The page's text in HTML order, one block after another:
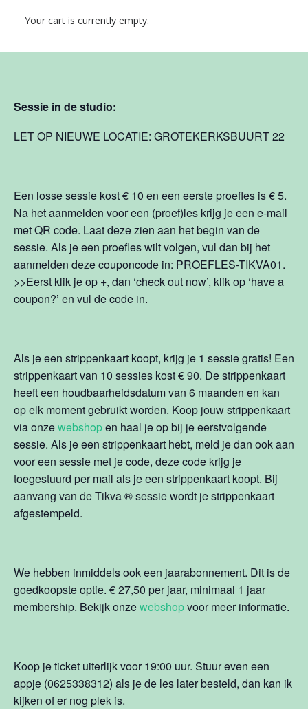
Your cart is currently empty.
Leuk dat je een Tikva
hier je sessie. We hebben twee opties, in de studio en
Sessie in de studio:
LET OP NIEUWE LOCATIE: GROTEKERKSBUURT 22
Een losse sessie kost € 10 en een eerste proefles is € 5.
Na het aanmelden voor een (proef)les krijg je een e-mail
met QR code. Laat deze zien aan het begin van de
sessie. Als je een proefles wilt volgen, vul dan bij het
aanmelden deze couponcode in: PROEFLES-TIKVA01.
>>Eerst klik je op +, dan ‘check out now’, klik op ‘have a
coupon?’ en vul de code in.
Als je een strippenkaart koopt, krijg je 1 sessie gratis! Een
strippenkaart van 10 sessies kost € 90. De strippenkaart
heeft een houdbaarheidsdatum van 6 maanden en kan
op elk moment gebruikt worden. Koop jouw strippenkaart
via onzewebshopen haal je op bij je eerstvolgende
sessie. Als je een strippenkaart hebt, meld je dan ook aan
voor een sessie met je code, deze code krijg je
toegestuurd per mail als je een strippenkaart koopt. Bij
aanvang van de Tikva®sessie wordt je strippenkaart
afgestempeld.
We hebben inmiddels ook een jaarabonnement. Dit is de
goedkoopste optie. € 27,50 per jaar, minimaal 1 jaar
membership. Bekijk onzewebshopvoor meer informatie.
Koop je ticket uiterlijk voor 19:00 uur. Stuur even een
appje (0625338312) als je de les later besteld, dan kan ik
kijken of er nog plek is.